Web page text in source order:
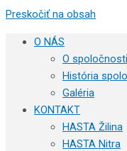
Preskočiť na obsah
O NÁS
O spoločnosti
História
Galéria
KONTAKT
HASTA Žilina
HASTA Nitra